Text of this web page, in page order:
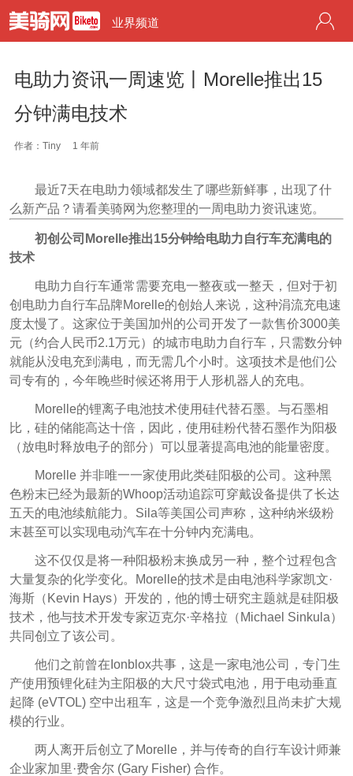
业界频道
电助力资讯一周速览丨Morelle推出15
分钟满电技术
作者：Tiny 1 年前
最近7天在电助力领域都发生了哪些新鲜事，出现了什
么新产品？请看美骑网为您整理的一周电助力资讯速览。
初创公司Morelle推出15分钟给电助力自行车充满电的
技术
电助力自行车通常需要充电一整夜或一整天，但对于初
创电助力自行车品牌Morelle的创始人来说，这种涓流充电速
度太慢了。这家位于美国加州的公司开发了一款售价3000美
元（约合人民币2.1万元）的城市电助力自行车，只需数分钟
就能从没电充到满电，而无需几个小时。这项技术是他们公
司专有的，今年晚些时候还将用于人形机器人的充电。
Morelle的锂离子电池技术使用硅代替石墨。与石墨相
比，硅的储能高达十倍，因此，使用硅粉代替石墨作为阳极
（放电时释放电子的部分）可以显著提高电池的能量密度。
Morelle 并非唯一一家使用此类硅阳极的公司。这种黑
色粉末已经为最新的Whoop活动追踪可穿戴设备提供了长达
五天的电池续航能力。Sila等美国公司声称，这种纳米级粉
末甚至可以实现电动汽车在十分钟内充满电。
这不仅仅是将一种阳极粉末换成另一种，整个过程包含
大量复杂的化学变化。Morelle的技术是由电池科学家凯文·
海斯（Kevin Hays）开发的，他的博士研究主题就是硅阳极
技术，他与技术开发专家迈克尔·辛格拉（Michael Sinkula）
共同创立了该公司。
他们之前曾在Ionblox共事，这是一家电池公司，专门生
产使用预锂化硅为主阳极的大尺寸袋式电池，用于电动垂直
起降 (eVTOL) 空中出租车，这是一个竞争激烈且尚未扩大规
模的行业。
两人离开后创立了Morelle，并与传奇的自行车设计师兼
企业家加里·费舍尔 (Gary Fisher) 合作。